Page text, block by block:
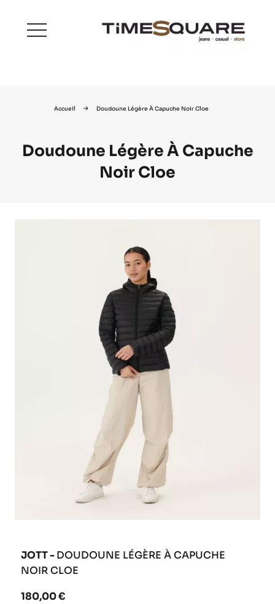
menu
Accueil Doudoune Légère À Capuche Noir Cloe
Doudoune Légère À Capuche
Noir Cloe
JOTT -DOUDOUNE LÉGÈRE À CAPUCHE
NOIR CLOE
180,00 €